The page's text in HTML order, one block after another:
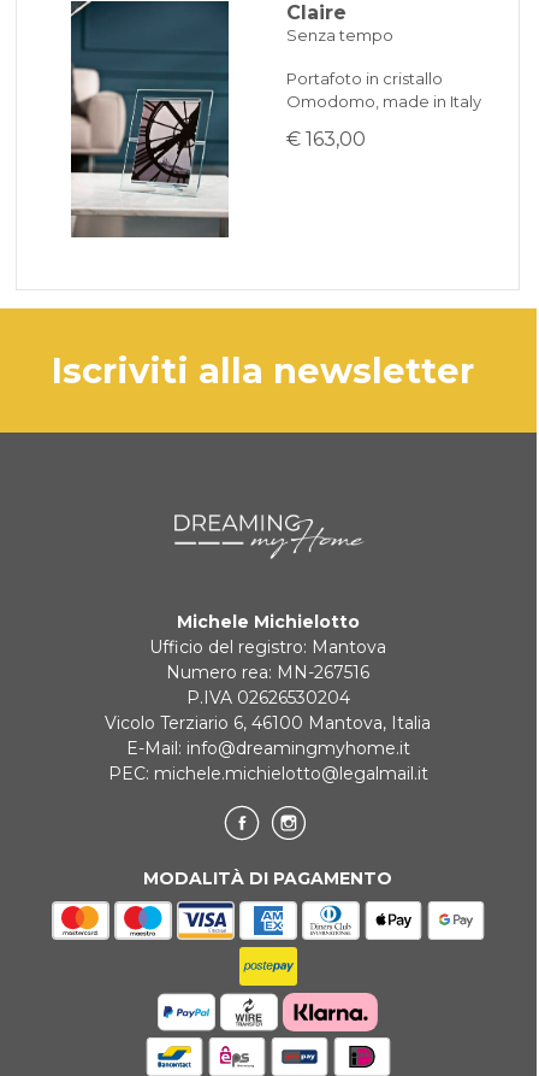
Claire
Senza tempo
Portafoto in cristallo
Omodomo, made in Italy
€ 163,00
iscriviti alla newsletter
Michele Michielotto
Ufficio del registro: Mantova
Numero rea: MN-267516
P.IVA 02626530204
Vicolo Terziario 6, 46100 Mantova, Italia
E-Mail: info@dreamingmyhome.it
PEC: michele.michielotto@legalmail.it
MODALITÀ DI PAGAMENTO